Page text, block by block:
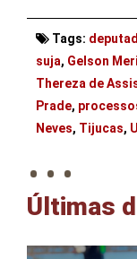
Tags:
suja, Gelson
Thereza de
Prade,
Neves, Tijucas,
. . .
Últimas